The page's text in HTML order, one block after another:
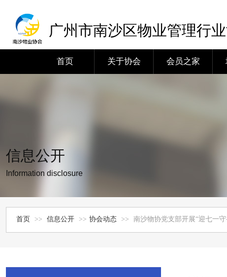
广州市南沙区物业管理行
首页 关于协会 会员之家
信息公开
Information disclosure
首页 >> 信息公开 >> 协会动态 >> 南沙物协党支部开展“迎七一